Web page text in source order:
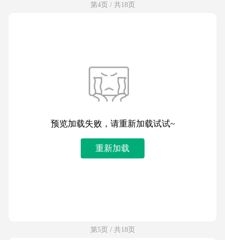
第4页 / 共18页
预览加载失败，请重新加载试试~
重新加载
第5页 / 共18页